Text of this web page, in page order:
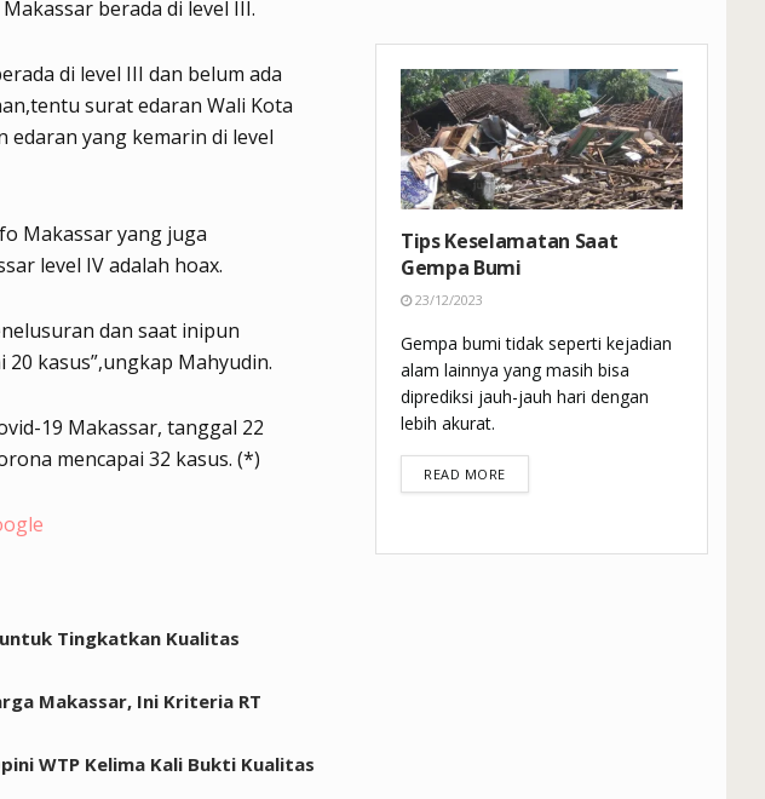
berada di level III.
di level III dan belum ada
surat edaran Wali Kota
edaran yang kemarin di level
Makassar yang juga
level IV adalah hoax.
dan saat inipun
kasus”,ungkap Mahyudin.
19 Makassar, tanggal 22
mencapai 32 kasus. (*)
Tingkatkan Kualitas
Makassar, Ini Kriteria RT
WTP Kelima Kali Bukti Kualitas
Tips Keselamatan Saat
Gempa Bumi
23/12/2023
Gempa bumi tidak seperti kejadian
alam lainnya yang masih bisa
diprediksi jauh-jauh hari dengan
lebih akurat.
READ MOREDETAILS